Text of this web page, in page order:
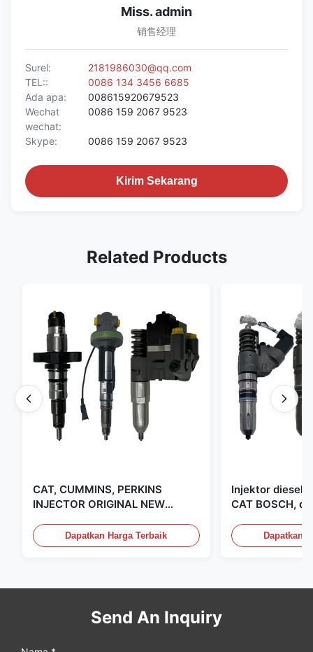
Miss. admin
销售经理
Surel:
2181986030@qq.com
TEL::
0086 134 3456 6685
Ada apa:
008615920679523
Wechat
wechat:
0086 159 2067 9523
Skype: 0086 159 2067 9523
Kirim Sekarang
Related Products
CAT, CUMMINS, PERKINS
INJECTOR ORIGINAL NEW
INJECTOR, MADE IN USA. kami
adalah CAT, CUMMINS, Pkerins
Dapatkan Harga Terbaik
Injektor diesel
CAT BOSCH,
Dapatkan
Send An Inquiry